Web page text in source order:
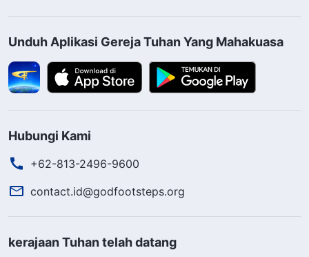
Unduh Aplikasi Gereja Tuhan Yang Mahakuasa
Hubungi Kami
+62-813-2496-9600
contact.id@godfootsteps.org
kerajaan Tuhan telah datang